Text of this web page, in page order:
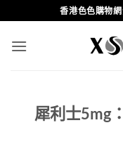
to
content
香港色色購物
犀利士5mg